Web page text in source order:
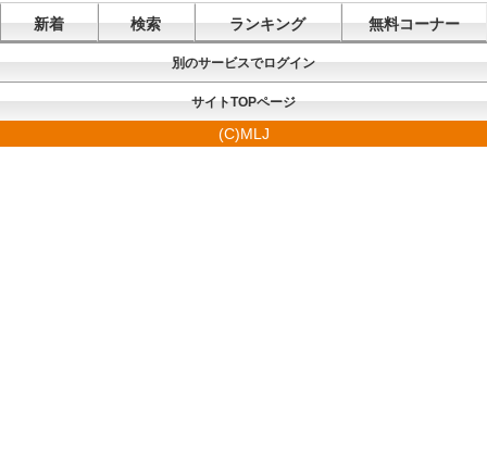
新着 検索 ランキング 無料コーナー
別のサービスでログイン
サイトTOPページ
(C)MLJ